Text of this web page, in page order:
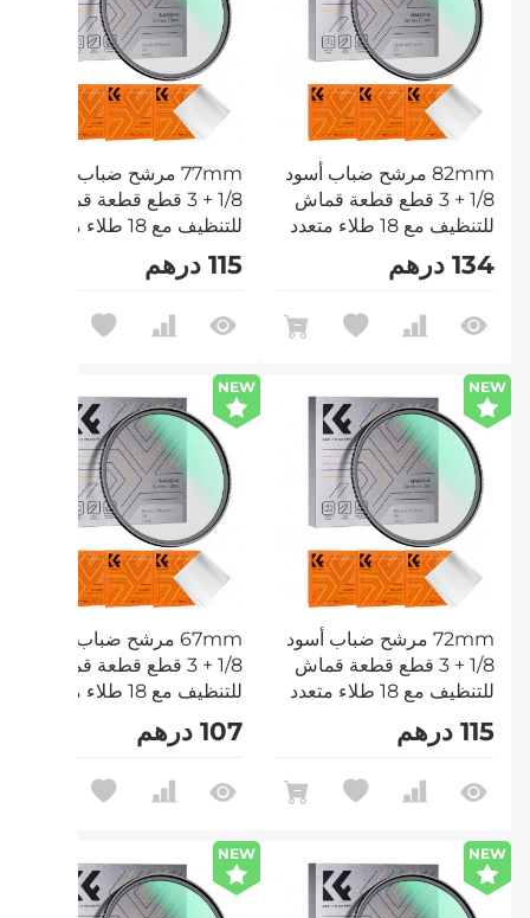
82mm مرشح ضباب أسود
1/8 + 3 قطع قطعة قماش
للتنظيف مع 18 طلاء متعدد
الطبقات سلسلة Nano K
134 درهم
77mm مرشح ضباب أسود
1/8 + 3 قطع قطعة قماش
للتنظيف مع 18 طلاء متعدد
الطبقات سلسلة Nano K
115 درهم
NEW
72mm مرشح ضباب أسود
1/8 + 3 قطع قطعة قماش
للتنظيف مع 18 طلاء متعدد
الطبقات سلسلة Nano K
115 درهم
NEW
67mm مرشح ضباب أسود
1/8 + 3 قطع قطعة قماش
للتنظيف مع 18 طلاء متعدد
الطبقات سلسلة Nano K
107 درهم
NEW
NEW